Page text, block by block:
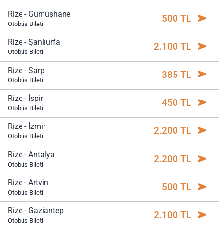
Rize - Gümüşhane
Otobüs Bileti 500 TL
Rize - Şanlıurfa
Otobüs Bileti 2.100 TL
Rize - Sarp
Otobüs Bileti 385 TL
Rize - İspir
Otobüs Bileti 450 TL
Rize - İzmir
Otobüs Bileti 2.200 TL
Rize - Antalya
Otobüs Bileti 2.200 TL
Rize - Artvin
Otobüs Bileti 500 TL
Rize - Gaziantep
Otobüs Bileti 2.100 TL